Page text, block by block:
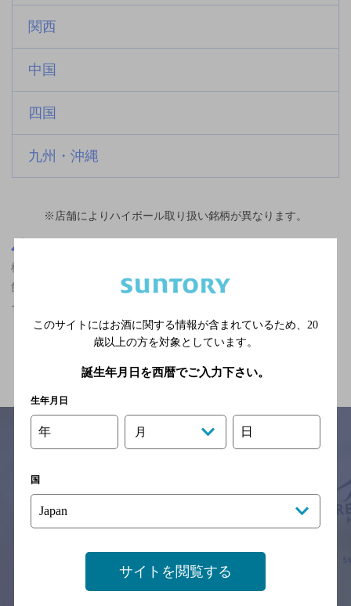
関西
中国
四国
九州・沖縄
※店舗によりハイボール取り扱い銘柄が異なります。
栃木県,エスニック・無国籍,ザ・プレミアム・モルツ香るエールが
飲める,オシャレなフンイキ,2,000円以上～3,000円未満,個室あり/ク
ーポンありのお店
※それぞれのお店のメニューや営業時間などの掲載情報については、
念のためお店にご確認の上ご来店くださいますようお願い申し上げま
情報提供：ぐるなび
このサイトにはお酒に関する情報が含まれているため、 20
歳以上の方を対象としています。
誕生年月日を西暦でご入力下さい。
生年月日
年 月 日
国
サイトを閲覧する